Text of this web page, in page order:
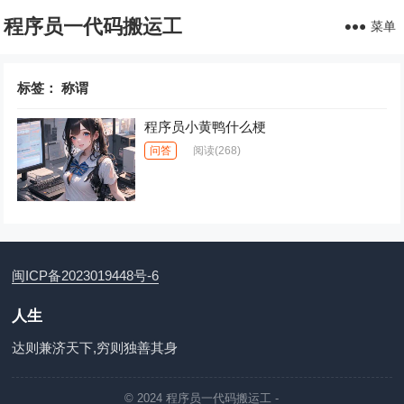
程序员一代码搬运工 菜单
标签：称谓
程序员小黄鸭什么梗
问答 阅读(268)
闽ICP备2023019448号-6
人生
达则兼济天下,穷则独善其身
© 2024程序员一代码搬运工 -